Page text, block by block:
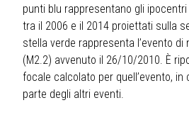
punti blu rappresentano gli
tra il 2006 e il 2014 proiettati sulla
stella verde rappresenta l’evento di
(M2.2) avvenuto il 26/10/2010. È
focale calcolato per quell’evento,
parte degli altri eventi.